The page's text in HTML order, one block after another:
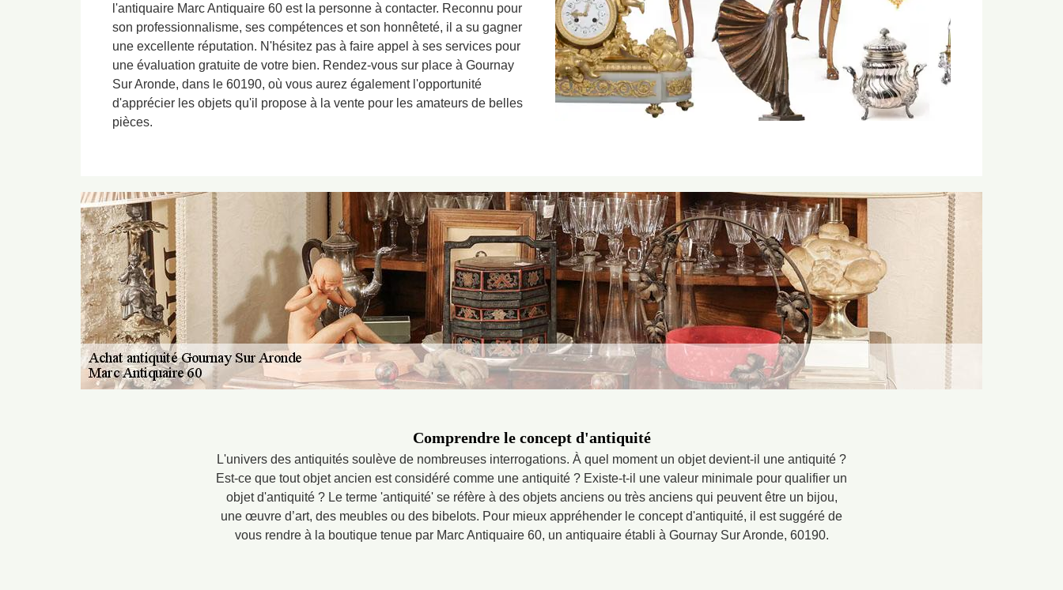
l'antiquaire Marc Antiquaire 60 est la personne à contacter. Reconnu pour
son professionnalisme, ses compétences et son honnêteté, il a su gagner
une excellente réputation. N'hésitez pas à faire appel à ses services pour
une évaluation gratuite de votre bien. Rendez-vous sur place à Gournay
Sur Aronde, dans le 60190, où vous aurez également l'opportunité
d'apprécier les objets qu'il propose à la vente pour les amateurs de belles
pièces.
Comprendre le concept d'antiquité
L'univers des antiquités soulève de nombreuses interrogations. À quel moment un objet devient-il une antiquité ?
Est-ce que tout objet ancien est considéré comme une antiquité ? Existe-t-il une valeur minimale pour qualifier un
objet d'antiquité ? Le terme 'antiquité' se réfère à des objets anciens ou très anciens qui peuvent être un bijou,
une œuvre d’art, des meubles ou des bibelots. Pour mieux appréhender le concept d'antiquité, il est suggéré de
vous rendre à la boutique tenue par Marc Antiquaire 60, un antiquaire établi à Gournay Sur Aronde, 60190.